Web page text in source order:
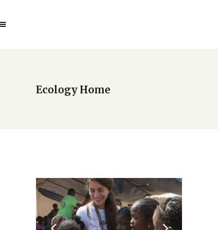
Ecology Home